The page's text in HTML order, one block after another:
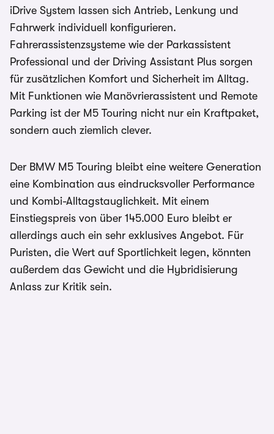
iDrive System lassen sich Antrieb, Lenkung und
Fahrwerk individuell konfigurieren.
Fahrerassistenzsysteme wie der Parkassistent
Professional und der Driving Assistant Plus sorgen
für zusätzlichen Komfort und Sicherheit im Alltag.
Mit Funktionen wie Manövrierassistent und Remote
Parking ist der M5 Touring nicht nur ein Kraftpaket,
sondern auch ziemlich clever.
Der BMW M5 Touring bleibt eine weitere Generation
eine Kombination aus eindrucksvoller Performance
und Kombi-Alltagstauglichkeit. Mit einem
Einstiegspreis von über 145.000 Euro bleibt er
allerdings auch ein sehr exklusives Angebot. Für
Puristen, die Wert auf Sportlichkeit legen, könnten
außerdem das Gewicht und die Hybridisierung
Anlass zur Kritik sein.